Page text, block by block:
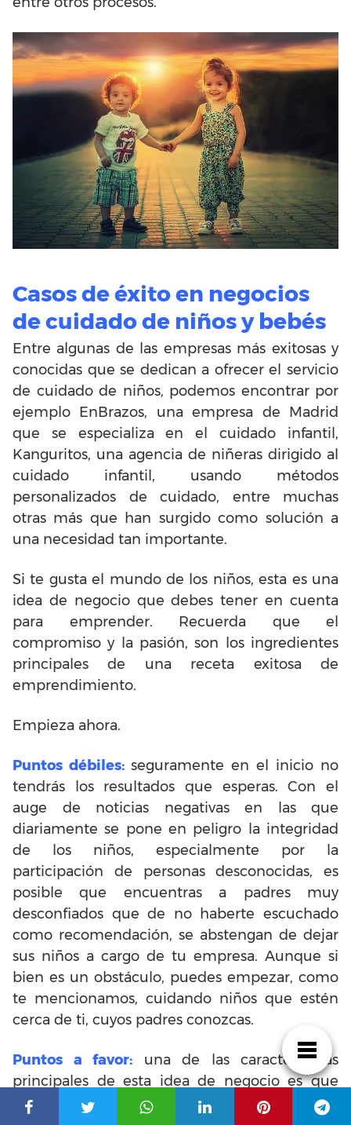
Casos de éxito en negocios
de cuidado de niños y bebés
Entre algunas de las empresas más exitosas y
conocidas que se dedican a ofrecer el servicio
de cuidado de niños, podemos encontrar por
ejemplo EnBrazos, una empresa de Madrid
que se especializa en el cuidado infantil,
Kanguritos, una agencia de niñeras dirigido al
cuidado infantil, usando métodos
personalizados de cuidado, entre muchas
otras más que han surgido como solución a
una necesidad tan importante.
Si te gusta el mundo de los niños, esta es una
idea de negocio que debes tener en cuenta
para emprender. Recuerda que el
compromiso y la pasión, son los ingredientes
principales de una receta exitosa de
emprendimiento.
Empieza ahora.
Puntos débiles: seguramente en el inicio no
tendrás los resultados que esperas. Con el
auge de noticias negativas en las que
diariamente se pone en peligro la integridad
de los niños, especialmente por la
participación de personas desconocidas, es
posible que encuentras a padres muy
desconfiados que de no haberte escuchado
como recomendación, se abstengan de dejar
sus niños a cargo de tu empresa. Aunque si
bien es un obstáculo, puedes empezar, como
te mencionamos, cuidando niños que estén
cerca de ti, cuyos padres conozcas.
Puntos a favor: una de las características
principales de esta idea de negocio es que
ofrece muchos beneficios, entre ellos que la